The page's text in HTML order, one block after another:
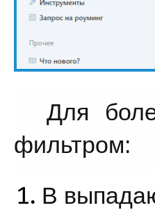
Для
фильтром:
В